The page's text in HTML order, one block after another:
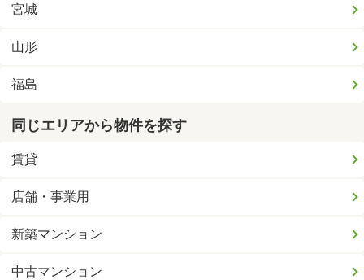
宮城
山形
福島
同じエリアから物件を探す
賃貸
店舗・事業用
新築マンション
中古マンション